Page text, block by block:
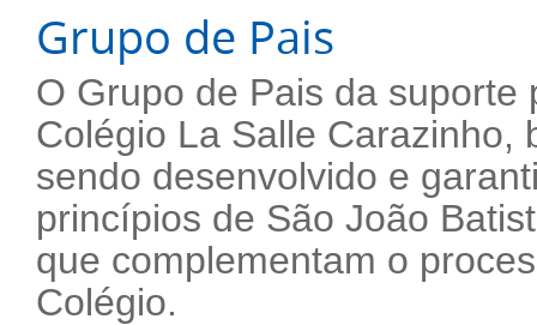
Grupo de Pais
O Grupo de Pais da
Colégio La Salle Carazinho,
sendo desenvolvido e
princípios de São João
que complementam o
Colégio.